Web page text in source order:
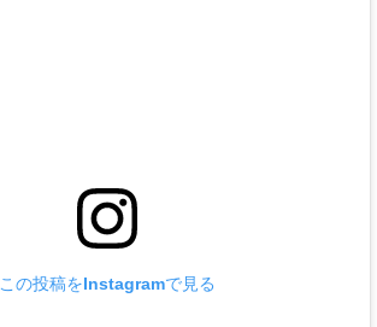
この投稿をInstagramで見る